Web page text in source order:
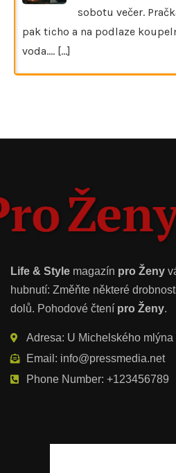
sobotu večer.
pak ticho a na podlaze
voda.… [...]
Life & Style magazín pro Ženy
hubnutí: Změňte některé
dolů. Pohodové čtení pro Ženy.
Adresa: U Michelského mlýna
Email: info@pressmedia.net
Phone Number: +123456789